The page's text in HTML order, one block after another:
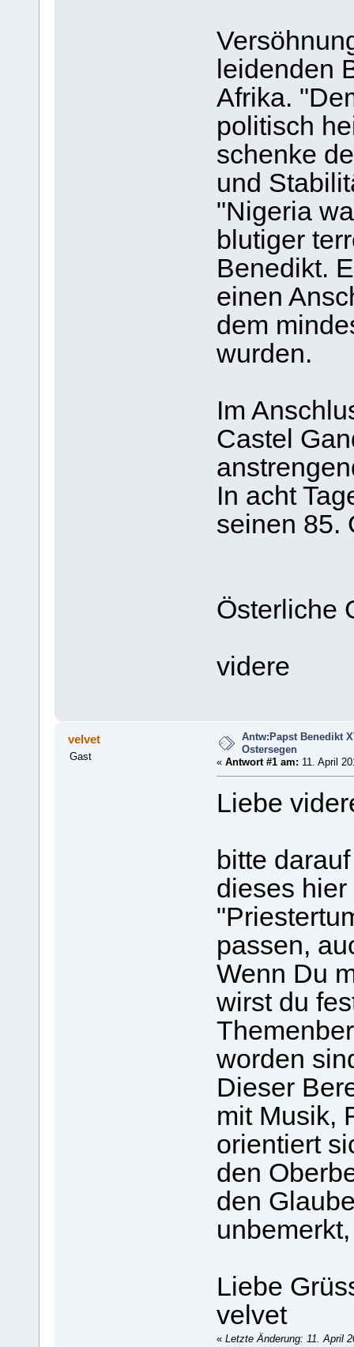
leidenden
Afrika.
politisch
schenke
und
"Nigeria
blutiger
Benedikt.
einen
dem
wurden.
Im
Castel
In acht
seinen 85.
Österliche
videre
velvet
Gast
Antw:Papst Benedikt
Ostersegen
« Antwort #1 am: 11. April
Liebe
bitte
dieses
passen,
Wenn Du
wirst du
worden
Dieser
mit Musik,
orientiert
den
den
Liebe
velvet
« Letzte Änderung: 11. April